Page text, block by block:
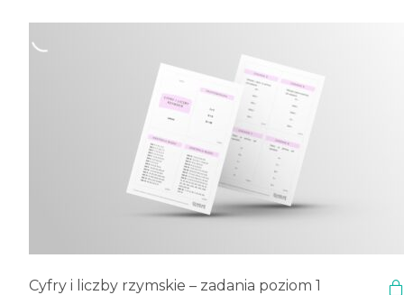
Cyfry i liczby rzymskie – zadania poziom 1